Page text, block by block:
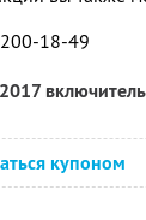
18-49
купоном